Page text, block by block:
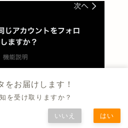
をお届けします！
を受け取りますか？
いいえ はい